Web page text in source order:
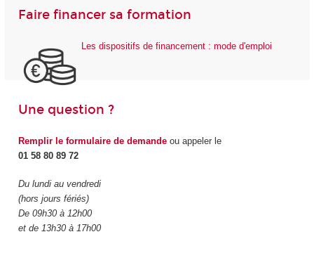
Faire financer sa formation
Les dispositifs de financement : mode d'emploi
Une question ?
Remplir le formulaire de demandeou appeler le
01 58 80 89 72
Du lundi au vendredi
(hors jours fériés)
De 09h30 à 12h00
et de 13h30 à 17h00